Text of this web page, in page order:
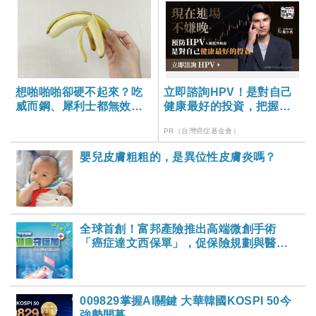
想啪啪啪卻硬不起來？吃
威而鋼、犀利士都無效
立即諮詢HPV！是對自己
健康最好的投資，把握現
PR（台灣癌症基金會）
嬰兒皮膚粗粗的，是異位性皮膚炎嗎？
全球首創！富邦產險推出高端微創手術
「癌症達文西保單」，促保險規劃與醫療
009829掌握AI關鍵 大華韓國KOSPI 50今